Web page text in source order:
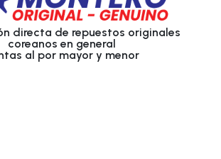
directa de repuestos originales
coreanos en general
al por mayor y menor